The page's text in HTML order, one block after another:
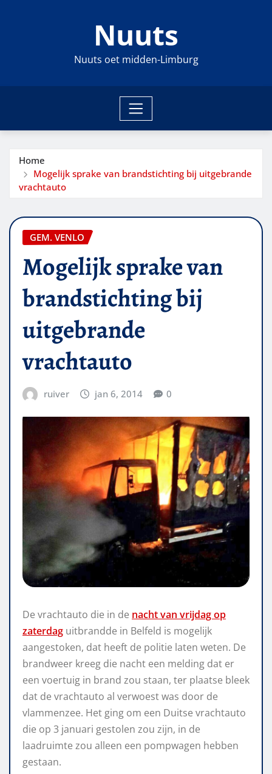
Nuuts
Nuuts oet midden-Limburg
Home
Mogelijk sprake van brandstichting bij uitgebrande
vrachtauto
GEM. VENLO
Mogelijk sprake van
brandstichting bij
uitgebrande
vrachtauto
ruiver jan 6, 2014 0
De vrachtauto die in de nacht van vrijdag op
zaterdag uitbrandde in Belfeld is mogelijk
aangestoken, dat heeft de politie laten weten. De
brandweer kreeg die nacht een melding dat er
een voertuig in brand zou staan, ter plaatse bleek
dat de vrachtauto al verwoest was door de
vlammenzee. Het ging om een Duitse vrachtauto
die op 3 januari gestolen zou zijn, in de
laadruimte zou alleen een pompwagen hebben
gestaan.